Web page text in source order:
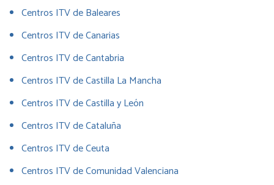
Centros ITV de Baleares
Centros ITV de Canarias
Centros ITV de Cantabria
Centros ITV de Castilla La Mancha
Centros ITV de Castilla y León
Centros ITV de Cataluña
Centros ITV de Ceuta
Centros ITV de Comunidad Valenciana